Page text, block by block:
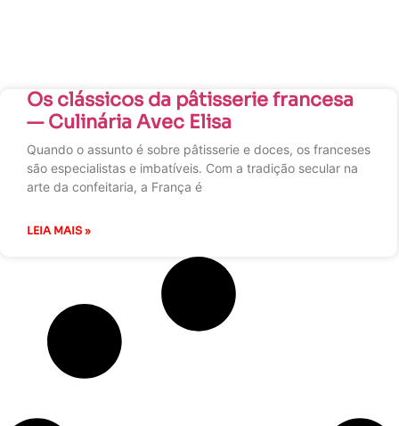
Os clássicos da pâtisserie francesa
— Culinária Avec Elisa
Quando o assunto é sobre pâtisserie e doces, os franceses
são especialistas e imbatíveis. Com a tradição secular na
arte da confeitaria, a França é
LEIA MAIS »